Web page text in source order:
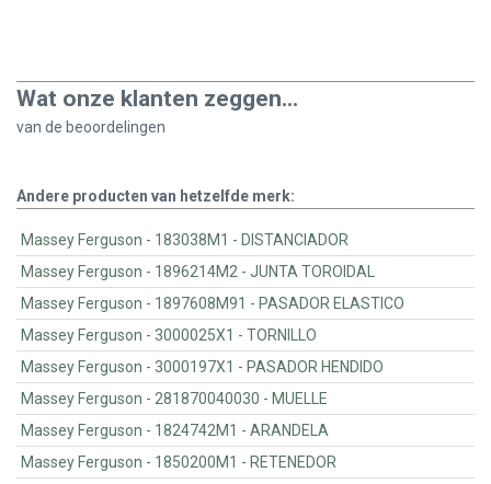
Wat onze klanten zeggen...
van de beoordelingen
Andere producten van hetzelfde merk:
Massey Ferguson - 183038M1 - DISTANCIADOR
Massey Ferguson - 1896214M2 - JUNTA TOROIDAL
Massey Ferguson - 1897608M91 - PASADOR ELASTICO
Massey Ferguson - 3000025X1 - TORNILLO
Massey Ferguson - 3000197X1 - PASADOR HENDIDO
Massey Ferguson - 281870040030 - MUELLE
Massey Ferguson - 1824742M1 - ARANDELA
Massey Ferguson - 1850200M1 - RETENEDOR